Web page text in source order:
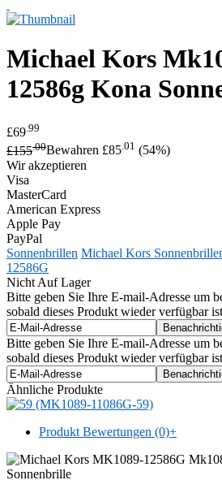
Michael Kors
12586g Kona
£69 .99
£155.00Bewahren £85.01 (54%)
Wir akzeptieren
Visa
MasterCard
American Express
Apple Pay
PayPal
Sonnenbrillen Michael Kors
12586G
Nicht Auf Lager
Bitte geben Sie Ihre E-mail-Adresse um
sobald dieses Produkt wieder verfügbar
Bitte geben Sie Ihre E-mail-Adresse um
sobald dieses Produkt wieder verfügbar
Ähnliche Produkte
Produkt Bewertungen (0)+